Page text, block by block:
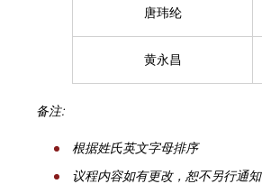
唐玮纶
黄永昌
备注:
根据姓氏英文字母排序
议程内容如有更改，恕不另行通知